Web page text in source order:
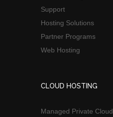
Support
Hosting Solutions
Partner Programs
Web Hosting
CLOUD HOSTING
Managed Private Cloud